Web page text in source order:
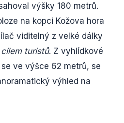
výšky 180 metrů.
na kopci Kožova hora
viditelný z velké dálky
turistů. Z vyhlídkové
ve výšce 62 metrů, se
výhled na